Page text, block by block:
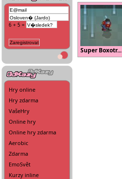
6 + 5 =
Hry online
Hry zdarma
VašeHry
Online hry
Online hry zdarma
Aerobic
Zdarma
EmoSvět
Kurzy inline
Super Boxotr...